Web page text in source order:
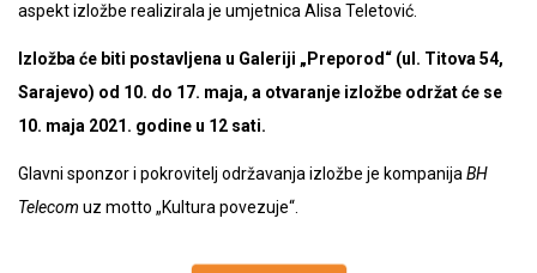
aspekt izložbe realizirala je umjetnica Alisa Teletović.
Izložba će biti postavljena u Galeriji „Preporod“ (ul. Titova 54,
Sarajevo) od 10. do 17. maja, a otvaranje izložbe održat će se
10. maja 2021. godine u 12 sati.
Glavni sponzor i pokrovitelj održavanja izložbe je kompanijaBH
Telecom uz motto „Kultura povezuje“.